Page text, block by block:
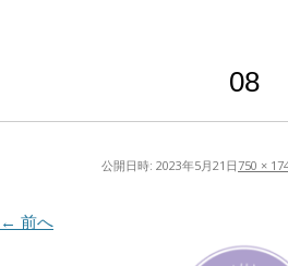
08
公開日時: 2023年5月21日750 ×
← 前へ